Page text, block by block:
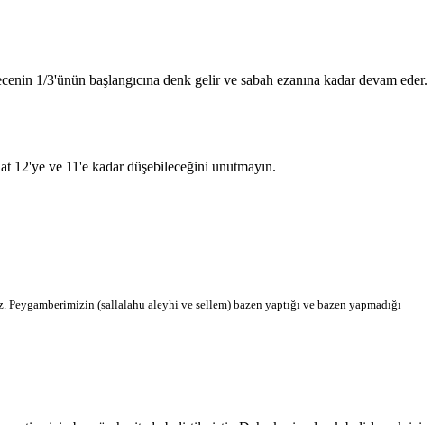
1/3'ünün başlangıcına denk gelir ve sabah ezanına kadar devam eder.
12'ye ve 11'e kadar düşebileceğini unutmayın.
(sallalahu aleyhi ve sellem) bazen yaptığı ve bazen yapmadığı